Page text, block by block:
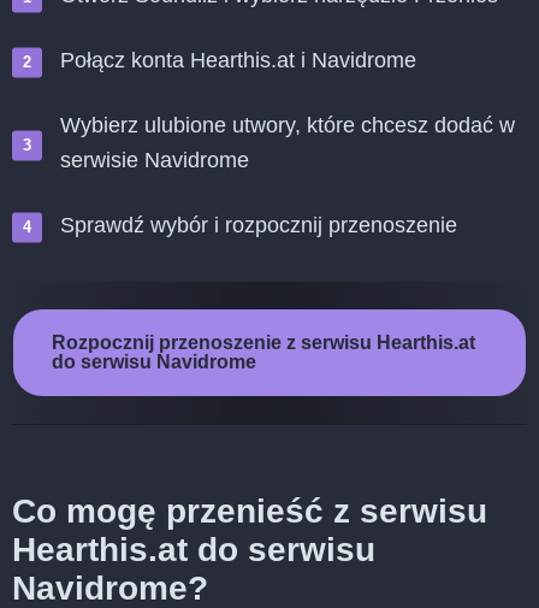
Połącz konta Hearthis.at i Navidrome
Wybierz ulubione utwory, które chcesz dodać w
serwisie Navidrome
Sprawdź wybór i rozpocznij przenoszenie
Rozpocznij przenoszenie z serwisu Hearthis.at
do serwisu Navidrome
Co mogę przenieść z serwisu
Hearthis.at do serwisu
Navidrome?